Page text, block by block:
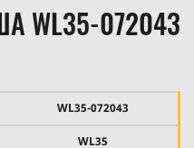
WL35-072043
WL35-072043
WL35